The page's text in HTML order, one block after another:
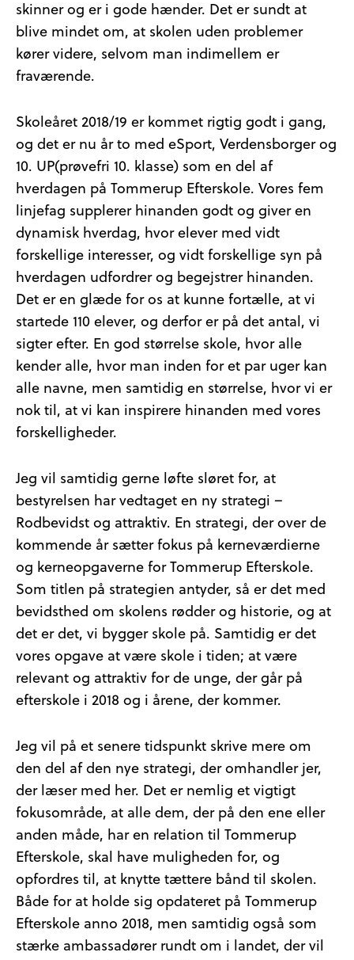
skinner og er i gode hænder. Det er sundt at
blive mindet om, at skolen uden problemer
kører videre, selvom man indimellem er
fraværende.
Skoleåret 2018/19 er kommet rigtig godt i gang,
og det er nu år to med eSport, Verdensborger og
10. UP(prøvefri 10. klasse) som en del af
hverdagen på Tommerup Efterskole. Vores fem
linjefag supplerer hinanden godt og giver en
dynamisk hverdag, hvor elever med vidt
forskellige interesser, og vidt forskellige syn på
hverdagen udfordrer og begejstrer hinanden.
Det er en glæde for os at kunne fortælle, at vi
startede 110 elever, og derfor er på det antal, vi
sigter efter. En god størrelse skole, hvor alle
kender alle, hvor man inden for et par uger kan
alle navne, men samtidig en størrelse, hvor vi er
nok til, at vi kan inspirere hinanden med vores
forskelligheder.
Jeg vil samtidig gerne løfte sløret for, at
bestyrelsen har vedtaget en ny strategi –
Rodbevidst og attraktiv. En strategi, der over de
kommende år sætter fokus på kerneværdierne
og kerneopgaverne for Tommerup Efterskole.
Som titlen på strategien antyder, så er det med
bevidsthed om skolens rødder og historie, og at
det er det, vi bygger skole på. Samtidig er det
vores opgave at være skole i tiden; at være
relevant og attraktiv for de unge, der går på
efterskole i 2018 og i årene, der kommer.
Jeg vil på et senere tidspunkt skrive mere om
den del af den nye strategi, der omhandler jer,
der læser med her. Det er nemlig et vigtigt
fokusområde, at alle dem, der på den ene eller
anden måde, har en relation til Tommerup
Efterskole, skal have muligheden for, og
opfordres til, at knytte tættere bånd til skolen.
Både for at holde sig opdateret på Tommerup
Efterskole anno 2018, men samtidig også som
stærke ambassadører rundt om i landet, der vil